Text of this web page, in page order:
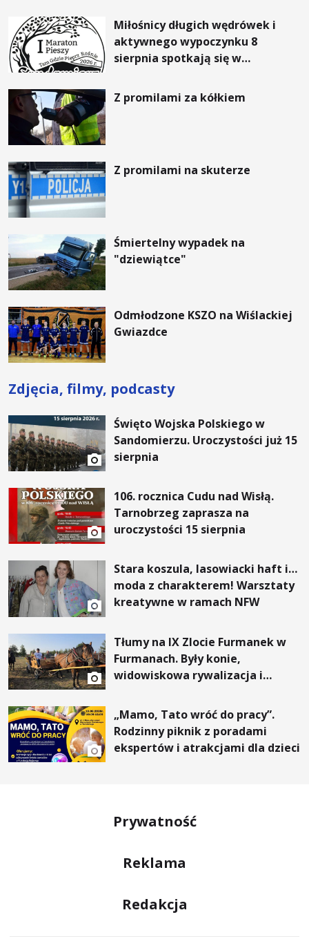
Miłośnicy długich wędrówek i
aktywnego wypoczynku 8
sierpnia spotkają się w
Pieszym „Tam Gdzie Pieprz
Rośnie”
Z promilami za kółkiem
Z promilami na skuterze
Śmiertelny wypadek na
"dziewiątce"
Odmłodzone KSZO na Wiślackiej
Gwiazdce
Zdjęcia, filmy, podcasty
Święto Wojska Polskiego w
Sandomierzu. Uroczystości już 15
sierpnia
106. rocznica Cudu nad Wisłą.
Tarnobrzeg zaprasza na
uroczystości 15 sierpnia
Stara koszula, lasowiacki haft i…
moda z charakterem! Warsztaty
kreatywne w ramach NFW
Tłumy na IX Zlocie Furmanek w
Furmanach. Były konie,
widowiskowa rywalizacja i
„Mamo, Tato wróć do pracy”.
Rodzinny piknik z poradami
ekspertów i atrakcjami dla dzieci
Prywatność
Reklama
Redakcja